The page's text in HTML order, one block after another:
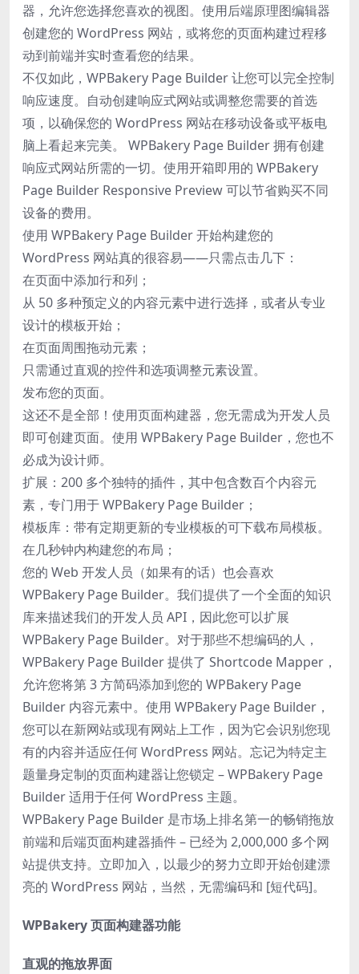
器，允许您选择您喜欢的视图。使用后端原理图编辑器
创建您的 WordPress 网站，或将您的页面构建过程移
动到前端并实时查看您的结果。
不仅如此，WPBakery Page Builder 让您可以完全控制
响应速度。自动创建响应式网站或调整您需要的首选
项，以确保您的 WordPress 网站在移动设备或平板电
脑上看起来完美。 WPBakery Page Builder 拥有创建
响应式网站所需的一切。使用开箱即用的 WPBakery
Page Builder Responsive Preview 可以节省购买不同
设备的费用。
使用 WPBakery Page Builder 开始构建您的
WordPress 网站真的很容易——只需点击几下：
在页面中添加行和列；
从 50 多种预定义的内容元素中进行选择，或者从专业
设计的模板开始；
在页面周围拖动元素；
只需通过直观的控件和选项调整元素设置。
发布您的页面。
这还不是全部！使用页面构建器，您无需成为开发人员
即可创建页面。使用 WPBakery Page Builder，您也不
必成为设计师。
扩展：200 多个独特的插件，其中包含数百个内容元
素，专门用于 WPBakery Page Builder；
模板库：带有定期更新的专业模板的可下载布局模板。
在几秒钟内构建您的布局；
您的 Web 开发人员（如果有的话）也会喜欢
WPBakery Page Builder。我们提供了一个全面的知识
库来描述我们的开发人员 API，因此您可以扩展
WPBakery Page Builder。对于那些不想编码的人，
WPBakery Page Builder 提供了 Shortcode Mapper，
允许您将第 3 方简码添加到您的 WPBakery Page
Builder 内容元素中。使用 WPBakery Page Builder，
您可以在新网站或现有网站上工作，因为它会识别您现
有的内容并适应任何 WordPress 网站。忘记为特定主
题量身定制的页面构建器让您锁定 – WPBakery Page
Builder 适用于任何 WordPress 主题。
WPBakery Page Builder 是市场上排名第一的畅销拖放
前端和后端页面构建器插件 – 已经为 2,000,000 多个网
站提供支持。立即加入，以最少的努力立即开始创建漂
亮的 WordPress 网站，当然，无需编码和 [短代码]。
WPBakery 页面构建器功能
直观的拖放界面